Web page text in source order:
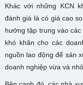
Khác với những KCN
đánh giá là có giá cao
hướng tập trung vào
khó khăn cho các
nguồn lao động để sản
doanh nghiệp vừa và nhỏ.